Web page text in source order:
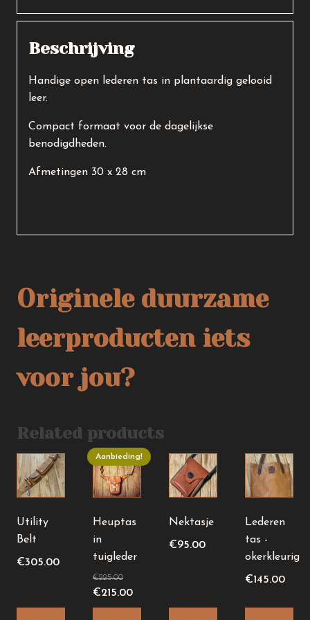
Beschrijving
Handige open lederen tas in plantaardig gelooid
leer.
Compact formaat voor de dagelijkse
benodigdheden.
Afmetingen 30 x 28 cm
Originele duurzame
leerproducten iets
voor jou?
Related products
Utility
Belt
€305.00
Aanbieding!
Heuptas
in
tuigleder
€225.00
Oorspronkelijke
prijs
€215.00Huidige
prijs
Nektasje
€95.00
Dit
product
heeft
variaties.
Deze
Lederen
tas -
okerkleurig
€145.00